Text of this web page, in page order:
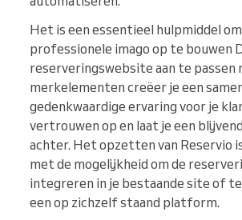
Het is een essentieel hulpmiddel
professionele imago op te bouwen
reserveringswebsite aan te passen
merkelementen creëer je een
gedenkwaardige ervaring voor je
vertrouwen op en laat je een
achter. Het opzetten van Reservio
met de mogelijkheid om de
integreren in je bestaande site of
een op zichzelf staand platform.